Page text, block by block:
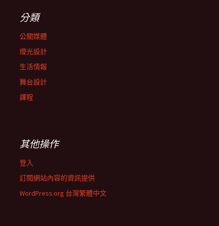
分類
公關媒體
燈光設計
生活情報
舞台設計
課程
其他操作
登入
訂閱網站內容的資訊提供
WordPress.org 台灣繁體中文